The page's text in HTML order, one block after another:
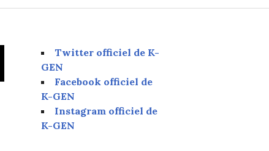
Twitter officiel de K-
GEN
Facebook officiel de
K-GEN
Instagram officiel de
K-GEN